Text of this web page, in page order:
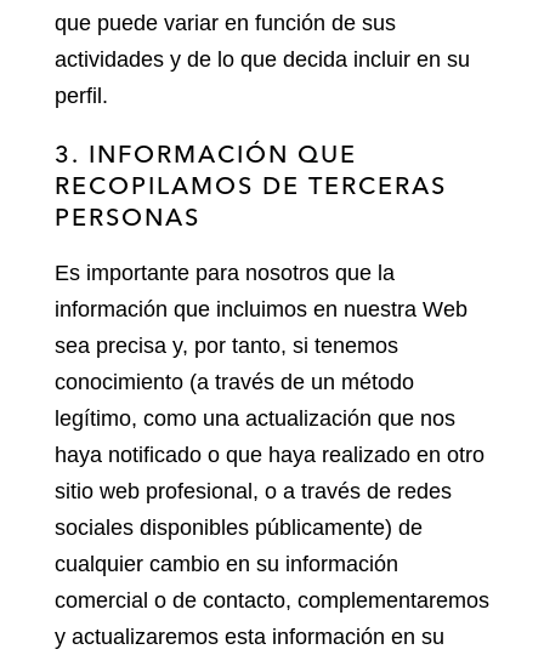
que puede variar en función de sus
actividades y de lo que decida incluir en su
perfil.
3. INFORMACIÓN QUE
RECOPILAMOS DE TERCERAS
PERSONAS
Es importante para nosotros que la
información que incluimos en nuestra Web
sea precisa y, por tanto, si tenemos
conocimiento (a través de un método
legítimo, como una actualización que nos
haya notificado o que haya realizado en otro
sitio web profesional, o a través de redes
sociales disponibles públicamente) de
cualquier cambio en su información
comercial o de contacto, complementaremos
y actualizaremos esta información en su